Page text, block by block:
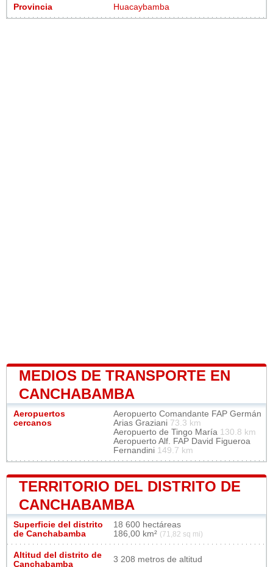
Provincia Huacaybamba
MEDIOS DE TRANSPORTE EN
CANCHABAMBA
Aeropuertos
cercanos
Aeropuerto Comandante FAP Germán
Arias Graziani 73.3 km
Aeropuerto de Tingo María 130.8 km
Aeropuerto Alf. FAP David Figueroa
Fernandini 149.7 km
TERRITORIO DEL DISTRITO DE
CANCHABAMBA
Superficie del distrito
de Canchabamba
18 600 hectáreas
186,00 km² (71,82 sq mi)
Altitud del distrito de
Canchabamba
3 208 metros de altitud